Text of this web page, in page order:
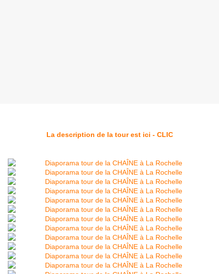
La description de la tour est ici - CLIC